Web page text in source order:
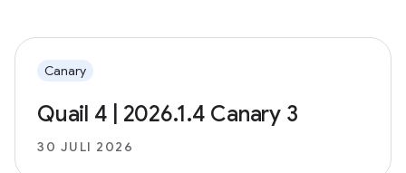
Canary
Quail 4 | 2026.1.4 Canary 3
30 JULI 2026